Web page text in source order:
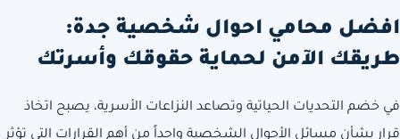
افضل محامي احوال شخصية جدة:
طريقك الآمن لحماية حقوقك وأسرتك
في خضم التحديات الحياتية وتصاعد النزاعات الأسرية، يصبح اتخاذ
قرار بشأن مسائل الأحوال الشخصية واحداً من أهم القرارات التي تؤثر